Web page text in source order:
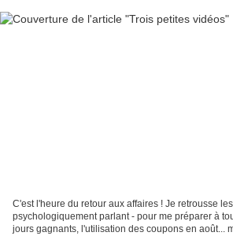
C'est l'heure du retour aux affaires ! Je retrousse
psychologiquement parlant - pour me préparer à
jours gagnants, l'utilisation des coupons en août...